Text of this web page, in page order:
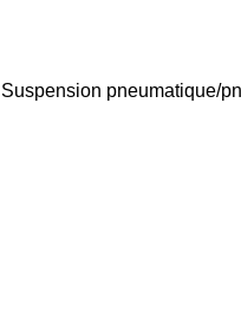
Suspension pneumatique/